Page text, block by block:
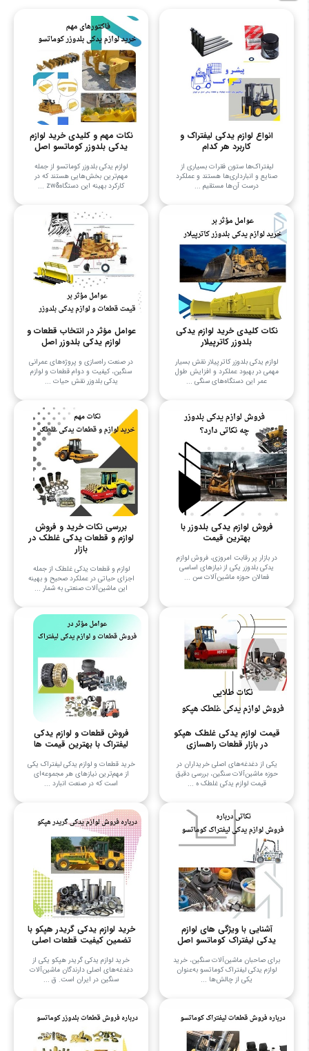
انواع لوازم یدکی لیفتراک و
کاربرد هر کدام
لیفتراک‌ها ستون فقرات بسیاری از
صنایع و انبارداری‌ها هستند و عملکرد
درست آن‌ها مستقیم ...
نکات مهم و کلیدی خرید لوازم
یدکی بلدوزر کوماتسو اصل
لوازم یدکی بلدوزر کوماتسو از جمله
مهم‌ترین بخش‌هایی هستند که در
کارکرد بهینه این دستگاه&zw ...
نکات کلیدی خرید لوازم یدکی
بلدوزر کاترپیلار
لوازم یدکی بلدوزر کاترپیلار نقش بسیار
مهمی در بهبود عملکرد و افزایش طول
عمر این دستگاه‌های سنگی ...
عوامل مؤثر در انتخاب قطعات و
لوازم یدکی بلدوزر اصل
در صنعت راه‌سازی و پروژه‌های عمرانی
سنگین، کیفیت و دوام قطعات و لوازم
یدکی بلدوزر نقش حیات ...
فروش لوازم یدکی بلدوزر با
بهترین قیمت
در بازار پر رقابت امروزی، فروش لوازم
یدکی بلدوزر یکی از نیازهای اساسی
فعالان حوزه ماشین‌آلات سن ...
بررسی نکات خرید و فروش
لوازم و قطعات یدکی غلطک در
بازار
لوازم و قطعات یدکی غلطک از جمله
اجزای حیاتی در عملکرد صحیح و بهینه
این ماشین‌آلات صنعتی به شمار ...
قیمت لوازم یدکی غلطک هپکو
در بازار قطعات راهسازی
یکی از دغدغه‌های اصلی خریداران در
حوزه ماشین‌آلات سنگین، بررسی دقیق
قیمت لوازم یدکی غلطک ه ...
فروش قطعات و لوازم یدکی
لیفتراک با بهترین قیمت ها
خرید قطعات و لوازم یدکی لیفتراک یکی
از مهم‌ترین نیازهای هر مجموعه‌ای
است که در صنعت انبارد ...
آشنایی با ویژگی های لوازم
یدکی لیفتراک کوماتسو اصل
برای صاحبان ماشین‌آلات سنگین، خرید
لوازم یدکی لیفتراک کوماتسو به‌عنوان
یکی از چالش‌ها ...
خرید لوازم یدکی گریدر هپکو با
تضمین کیفیت قطعات اصلی
خرید لوازم یدکی گریدر هپکو یکی از
دغدغه‌های اصلی دارندگان ماشین‌آلات
سنگین در ایران است. ق ...